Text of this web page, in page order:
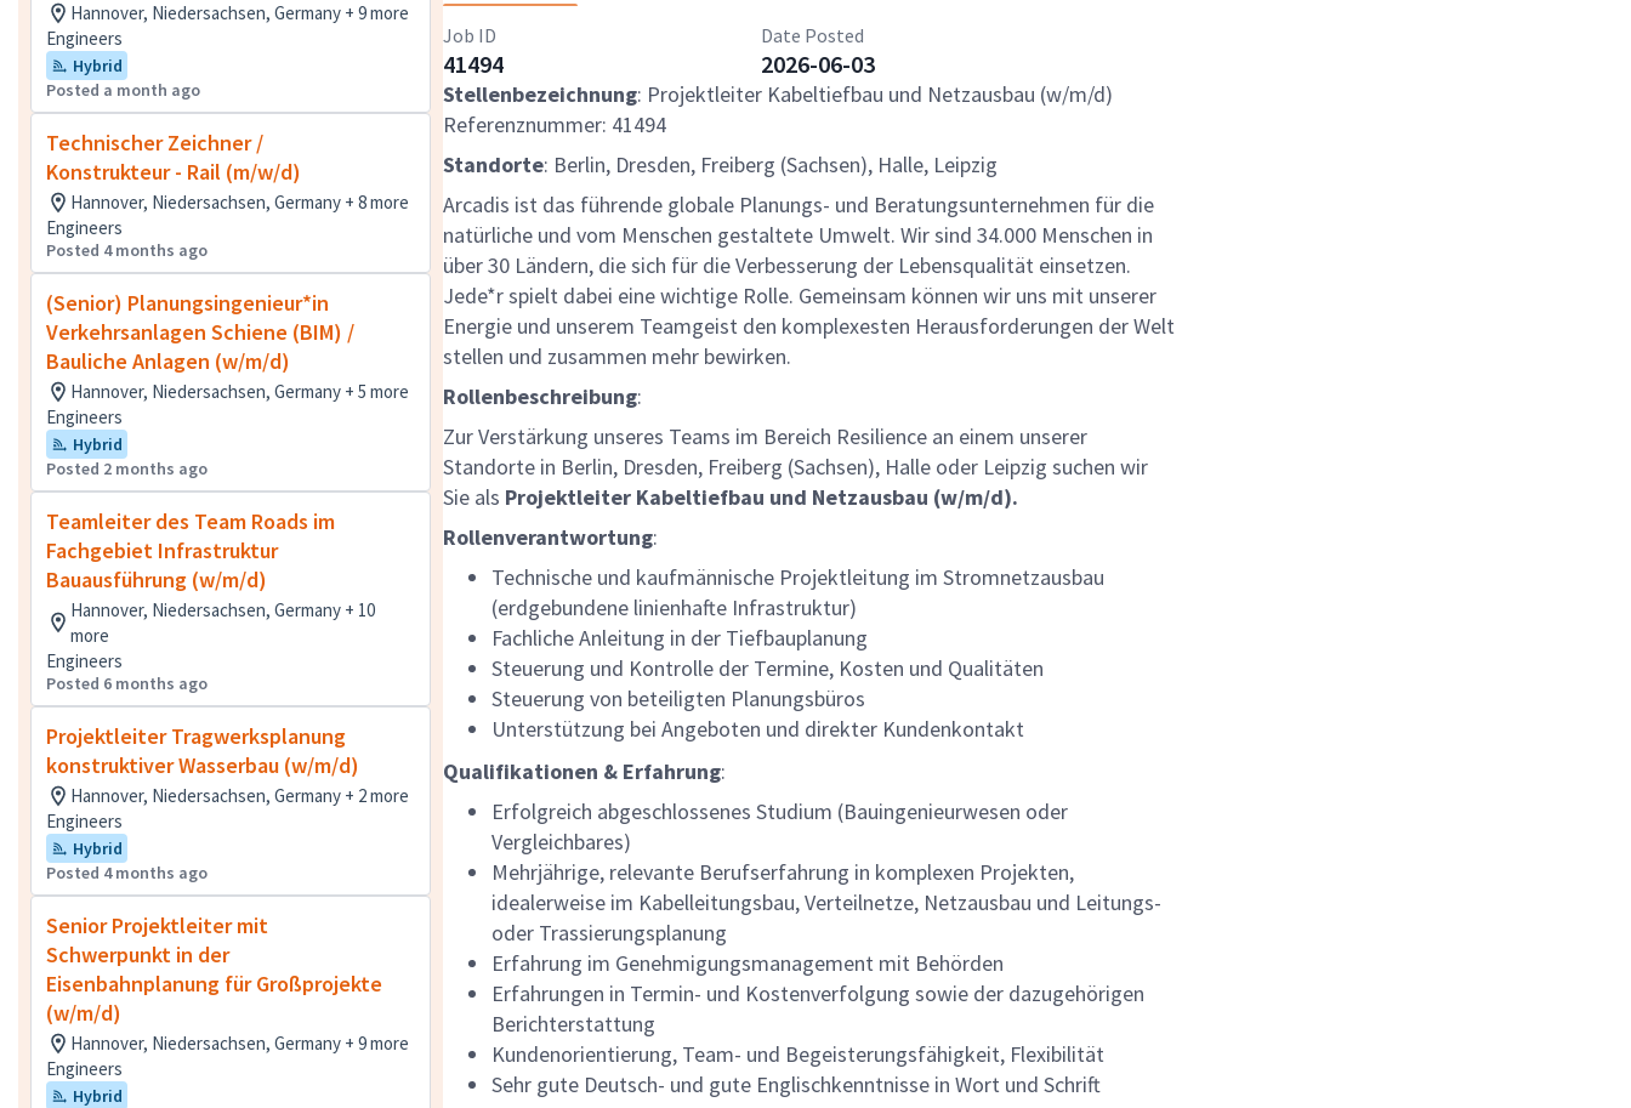
Hannover, Niedersachsen, Germany + 9 more
Engineers
Hybrid
Posted a month ago
Technischer Zeichner /
Konstrukteur - Rail (m/w/d)
Hannover, Niedersachsen, Germany + 8 more
Engineers
Posted 4 months ago
(Senior) Planungsingenieur*in
Verkehrsanlagen Schiene (BIM) /
Bauliche Anlagen (w/m/d)
Hannover, Niedersachsen, Germany + 5 more
Engineers
Hybrid
Posted 2 months ago
Teamleiter des Team Roads im
Fachgebiet Infrastruktur
Bauausführung (w/m/d)
Hannover, Niedersachsen, Germany + 10
more
Engineers
Posted 6 months ago
Projektleiter Tragwerksplanung
konstruktiver Wasserbau (w/m/d)
Hannover, Niedersachsen, Germany + 2 more
Engineers
Hybrid
Posted 4 months ago
Senior Projektleiter mit
Schwerpunkt in der
Eisenbahnplanung für Großprojekte
(w/m/d)
Hannover, Niedersachsen, Germany + 9 more
Engineers
Hybrid
Job ID
41494
Date Posted
2026-06-03
Stellenbezeichnung: Projektleiter Kabeltiefbau und Netzausbau (w/m/d)
Referenznummer: 41494
Standorte: Berlin, Dresden, Freiberg (Sachsen), Halle, Leipzig
Arcadis ist das führende globale Planungs- und Beratungsunternehmen für die
natürliche und vom Menschen gestaltete Umwelt. Wir sind 34.000 Menschen in
über 30 Ländern, die sich für die Verbesserung der Lebensqualität einsetzen.
Jede*r spielt dabei eine wichtige Rolle. Gemeinsam können wir uns mit unserer
Energie und unserem Teamgeist den komplexesten Herausforderungen der Welt
stellen und zusammen mehr bewirken.
Rollenbeschreibung:
Zur Verstärkung unseres Teams im Bereich Resilience an einem unserer
Standorte in Berlin, Dresden, Freiberg (Sachsen), Halle oder Leipzig suchen wir
Sie als Projektleiter Kabeltiefbau und Netzausbau (w/m/d).
Rollenverantwortung:
Technische und kaufmännische Projektleitung im Stromnetzausbau
(erdgebundene linienhafte Infrastruktur)
Fachliche Anleitung in der Tiefbauplanung
Steuerung und Kontrolle der Termine, Kosten und Qualitäten
Steuerung von beteiligten Planungsbüros
Unterstützung bei Angeboten und direkter Kundenkontakt
Qualifikationen & Erfahrung:
Erfolgreich abgeschlossenes Studium (Bauingenieurwesen oder
Vergleichbares)
Mehrjährige, relevante Berufserfahrung in komplexen Projekten,
idealerweise im Kabelleitungsbau, Verteilnetze, Netzausbau und Leitungs-
oder Trassierungsplanung
Erfahrung im Genehmigungsmanagement mit Behörden
Erfahrungen in Termin- und Kostenverfolgung sowie der dazugehörigen
Berichterstattung
Kundenorientierung, Team- und Begeisterungsfähigkeit, Flexibilität
Sehr gute Deutsch- und gute Englischkenntnisse in Wort und Schrift